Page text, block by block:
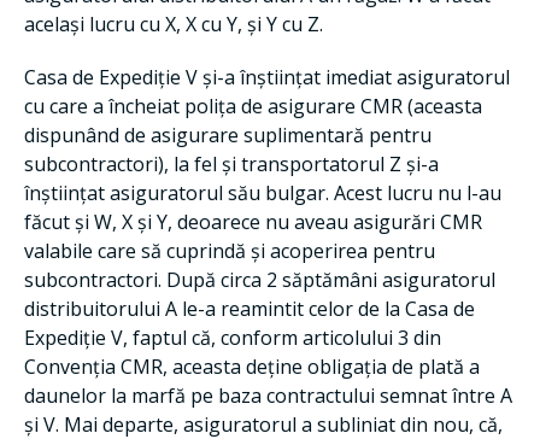
același lucru cu X, X cu Y, și Y cu Z.
Casa de Expediție V și-a înștiințat imediat asiguratorul
cu care a încheiat polița de asigurare CMR (aceasta
dispunând de asigurare suplimentară pentru
subcontractori), la fel și transportatorul Z și-a
înștiințat asiguratorul său bulgar. Acest lucru nu l-au
făcut și W, X și Y, deoarece nu aveau asigurări CMR
valabile care să cuprindă și acoperirea pentru
subcontractori. După circa 2 săptămâni asiguratorul
distribuitorului A le-a reamintit celor de la Casa de
Expediție V, faptul că, conform articolului 3 din
Convenția CMR, aceasta deține obligația de plată a
daunelor la marfă pe baza contractului semnat între A
și V. Mai departe, asiguratorul a subliniat din nou, că,